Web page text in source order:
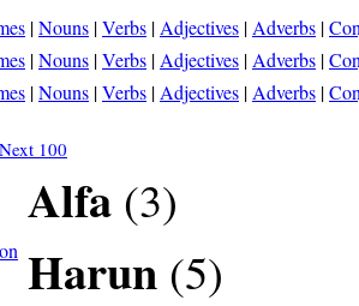
|Nouns |Verbs | Adjectives | Adverbs |
|Nouns |Verbs | Adjectives | Adverbs |
|Nouns |Verbs | Adjectives | Adverbs |
Next 100
Alfa (3)
Harun (5)